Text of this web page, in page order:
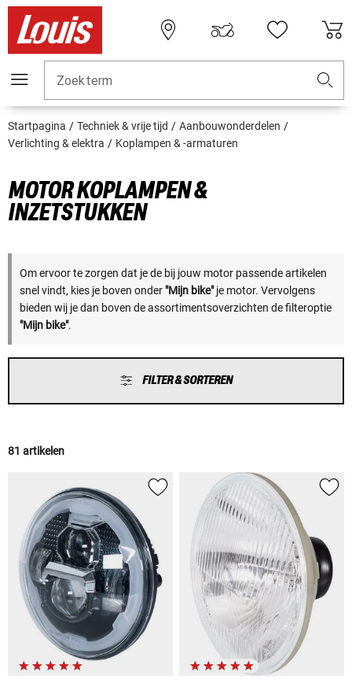
Zoekterm
Startpagina Techniek & vrije tijd
Aanbouwonderdelen
Verlichting & elektra
Koplampen & -armaturen
MOTOR KOPLAMPEN &
INZETSTUKKEN
Om ervoor te zorgen dat je de bij jouw motor passende artikelen
snel vindt, kies je boven onder "Mijn bike"je motor. Vervolgens
bieden wij je dan boven de assortimentsoverzichten de filteroptie
"Mijn bike".
FILTER & SORTEREN
81 artikelen